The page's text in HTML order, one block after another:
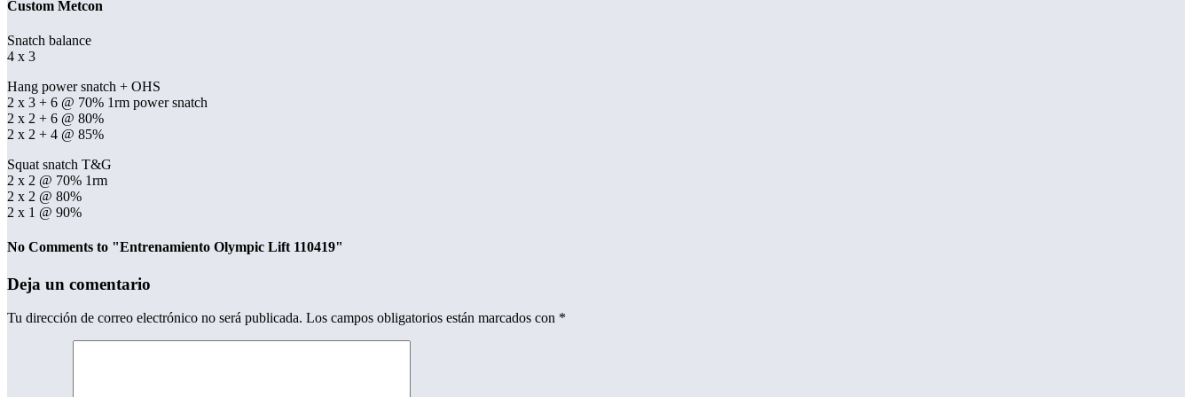
Custom Metcon
Snatch balance
4 x 3
Hang power snatch + OHS
2 x 3 + 6 @ 70% 1rm power snatch
2 x 2 + 6 @ 80%
2 x 2 + 4 @ 85%
Squat snatch T&G
2 x 2 @ 70% 1rm
2 x 2 @ 80%
2 x 1 @ 90%
No Comments to "Entrenamiento Olympic Lift 110419"
Deja un comentario
Tu dirección de correo electrónico no será publicada. Los campos obligatorios están marcados con *